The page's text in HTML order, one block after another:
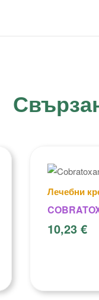
Лечебни
10,23 €